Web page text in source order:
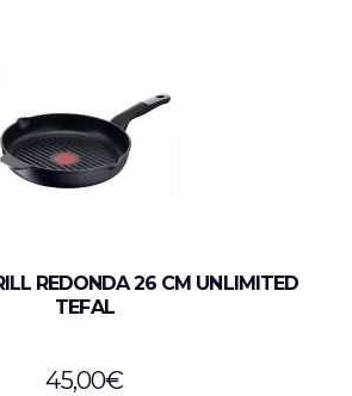
REDONDA 26 CM UNLIMITED
TEFAL
45,00€